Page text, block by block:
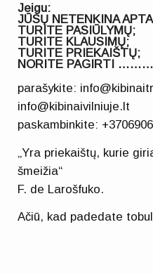
Jeigu:
JŪSŲ NETENKINA
TURITE PASIŪLYMŲ;
TURITE KLAUSIMŲ;
TURITE PRIEKAIŠTŲ;
NORITE PAGIRTI
parašykite:
info@kibinaivilniuje.lt
paskambinkite:
„Yra priekaištų, kurie
šmeižia“
F. de Larošfuko.
Ačiū, kad padedate